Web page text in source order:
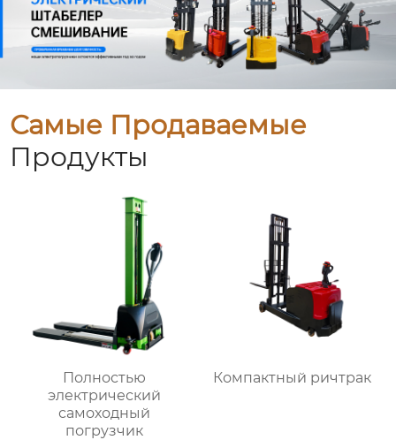
Самые Продаваемые
Продукты
Полностью
электрический
самоходный
погрузчик
Компактный ричтрак